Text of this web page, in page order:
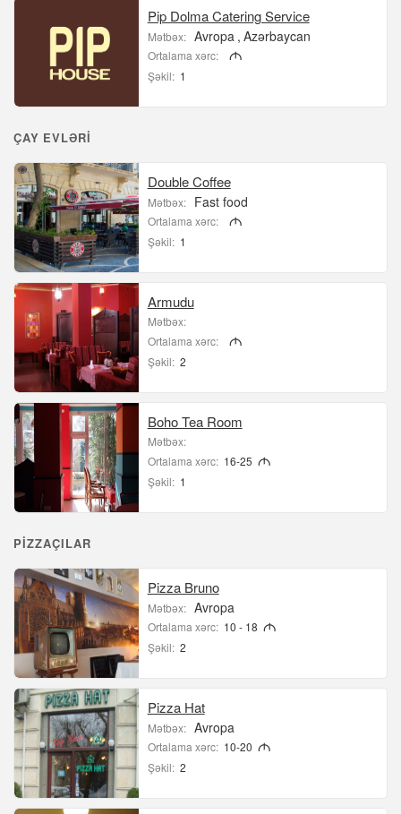
Pip Dolma Catering Service
Mətbəx: Avropa Azərbaycan
Ortalama xərc: M
Şəkil: 1
ÇAY EVLƏRI
Double Coffee
Mətbəx: Fast food
Ortalama xərc: M
Şəkil: 1
Armudu
Mətbəx:
Ortalama xərc:
M
Şəkil: 2
Boho Tea Room
Mətbəx:
Ortalama xərc: 16-25 M
Şəkil: 1
PIZZAÇILAR
Pizza Bruno
Mətbəx: Avropa
Ortalama xərc: 10 - 18 M
Şəkil: 2
Pizza Hat
Mətbəx: Avropa
Ortalama xərc: 10-20 M
Şəkil: 2